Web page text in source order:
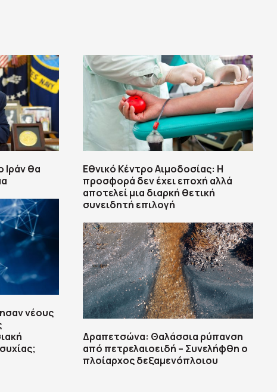
θα
νέους
Εθνικό Κέντρο Αιμοδοσίας: H
προσφορά δεν έχει εποχή αλλά
αποτελεί μια διαρκή θετική
συνειδητή επιλογή
Δραπετσώνα: Θαλάσσια ρύπανση
από πετρελαιοειδή – Συνελήφθη ο
πλοίαρχος δεξαμενόπλοιου